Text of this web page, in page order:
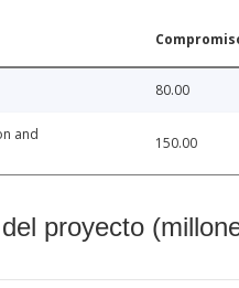
80.00
and
150.00
proyecto